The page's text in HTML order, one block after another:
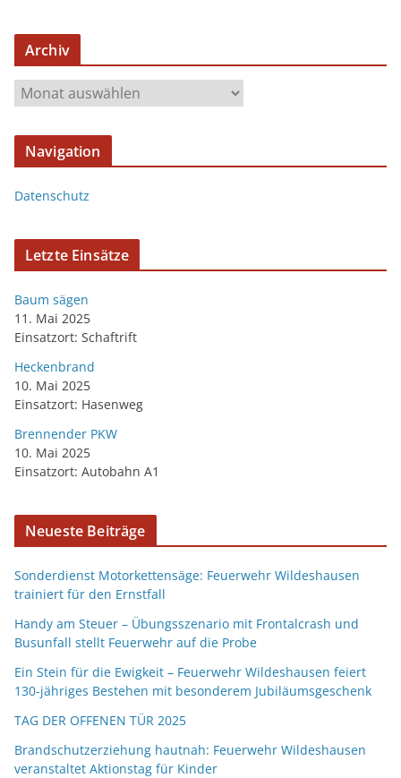
Archiv
Navigation
Datenschutz
Letzte Einsätze
Baum sägen
11. Mai 2025
Einsatzort: Schaftrift
Heckenbrand
10. Mai 2025
Einsatzort: Hasenweg
Brennender PKW
10. Mai 2025
Einsatzort: Autobahn A1
Neueste Beiträge
Sonderdienst Motorkettensäge: Feuerwehr Wildeshausen
trainiert für den Ernstfall
Handy am Steuer – Übungsszenario mit Frontalcrash und
Busunfall stellt Feuerwehr auf die Probe
Ein Stein für die Ewigkeit – Feuerwehr Wildeshausen feiert
130-jähriges Bestehen mit besonderem Jubiläumsgeschenk
TAG DER OFFENEN TÜR 2025
Brandschutzerziehung hautnah: Feuerwehr Wildeshausen
veranstaltet Aktionstag für Kinder